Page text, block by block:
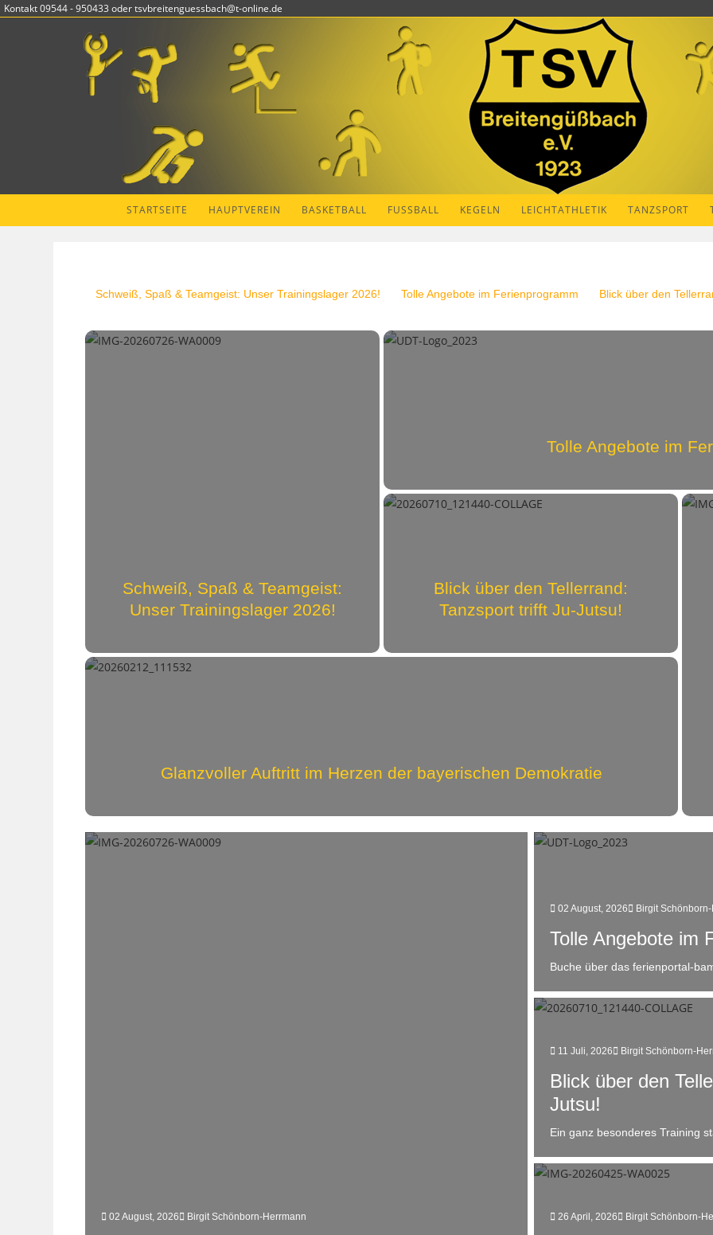
Kontakt 09544 - 950433 oder tsvbreitenguessbach@t-online.de
STARTSEITE HAUPTVEREIN BASKETBALL FUSSBALL KEGELN LEICHTATHLETIK TANZSPORT
Schweiß, Spaß & Teamgeist: Unser Trainingslager 2026! Tolle Angebote im Ferienprogramm Blick über den
Schweiß, Spaß & Teamgeist:
Unser Trainingslager 2026!
Tolle Angebote im
Blick über den Tellerrand:
Tanzsport trifft Ju-Jutsu!
Glanzvoller Auftritt im Herzen der bayerischen Demokratie
02 August, 2026 Birgit Schönborn-Herrmann
02 August, 2026 Birgit
Tolle Angebote im
Buche über das ferienportal-
11 Juli, 2026 Birgit Schönborn-
Blick über den
Jutsu!
Ein ganz besonderes Training
26 April, 2026 Birgit Schönborn-